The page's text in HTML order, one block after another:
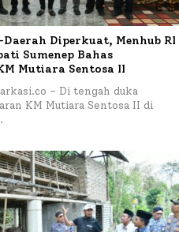
Diperkuat, Menhub RI
Sumenep Bahas
Mutiara Sentosa II
– Di tengah duka
KM Mutiara Sentosa II di